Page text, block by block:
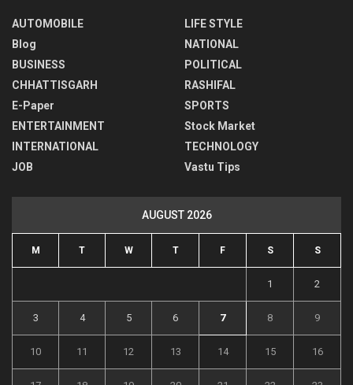
AUTOMOBILE
Blog
BUSINESS
CHHATTISGARH
E-Paper
ENTERTAINMENT
INTERNATIONAL
JOB
LIFE STYLE
NATIONAL
POLITICAL
RASHIFAL
SPORTS
Stock Market
TECHNOLOGY
Vastu Tips
AUGUST 2026
M T W T F S S
1 2
3 4 5 6 7 8 9
10 11 12 13 14 15 16